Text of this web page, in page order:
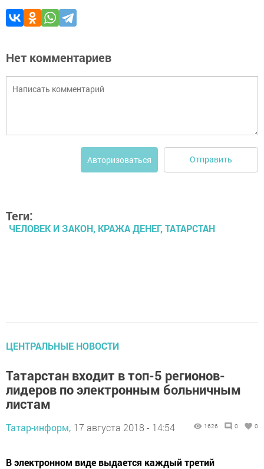
Нет комментариев
Авторизоваться Отправить
Теги:
ЧЕЛОВЕК И ЗАКОН, КРАЖА ДЕНЕГ, ТАТАРСТАН
ЦЕНТРАЛЬНЫЕ НОВОСТИ
Татарстан входит в топ-5 регионов-
лидеров по электронным больничным
листам
Татар-информ, 17 августа 2018 - 14:54 1626 0 0
В электронном виде выдается каждый третий